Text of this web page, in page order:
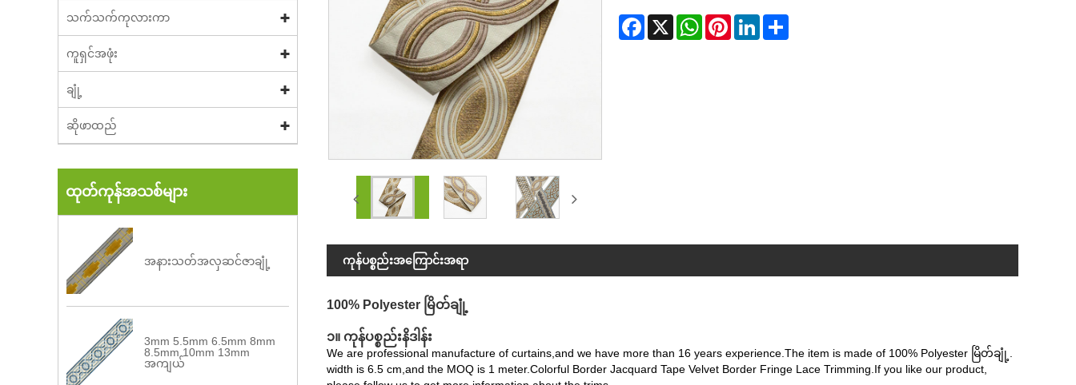
သက်သက်ကုလားကာ
ကူရှင်အဖုံး
ချုံ့
ဆိုဖာထည်
ထုတ်ကုန်အသစ်များ
အနားသတ်အလှဆင်ဇာချုံ့
3mm 5.5mm 6.5mm 8mm
8.5mm 10mm 13mm
အကျယ်
Facebook
X WhatsAppPinterestLinkedInShare
ကုန်ပစ္စည်းအကြောင်းအရာ
100% Polyester မြိတ်ချုံ့
၁။ ကုန်ပစ္စည်းနိဒါန်း
We are professional manufacture of curtains,and we have more than 16 years experience.The item is made of 100% Polyester မြိတ်ချုံ့.
width is 6.5 cm,and the MOQ is 1 meter.Colorful Border Jacquard Tape Velvet Border Fringe Lace Trimming.If you like our product,